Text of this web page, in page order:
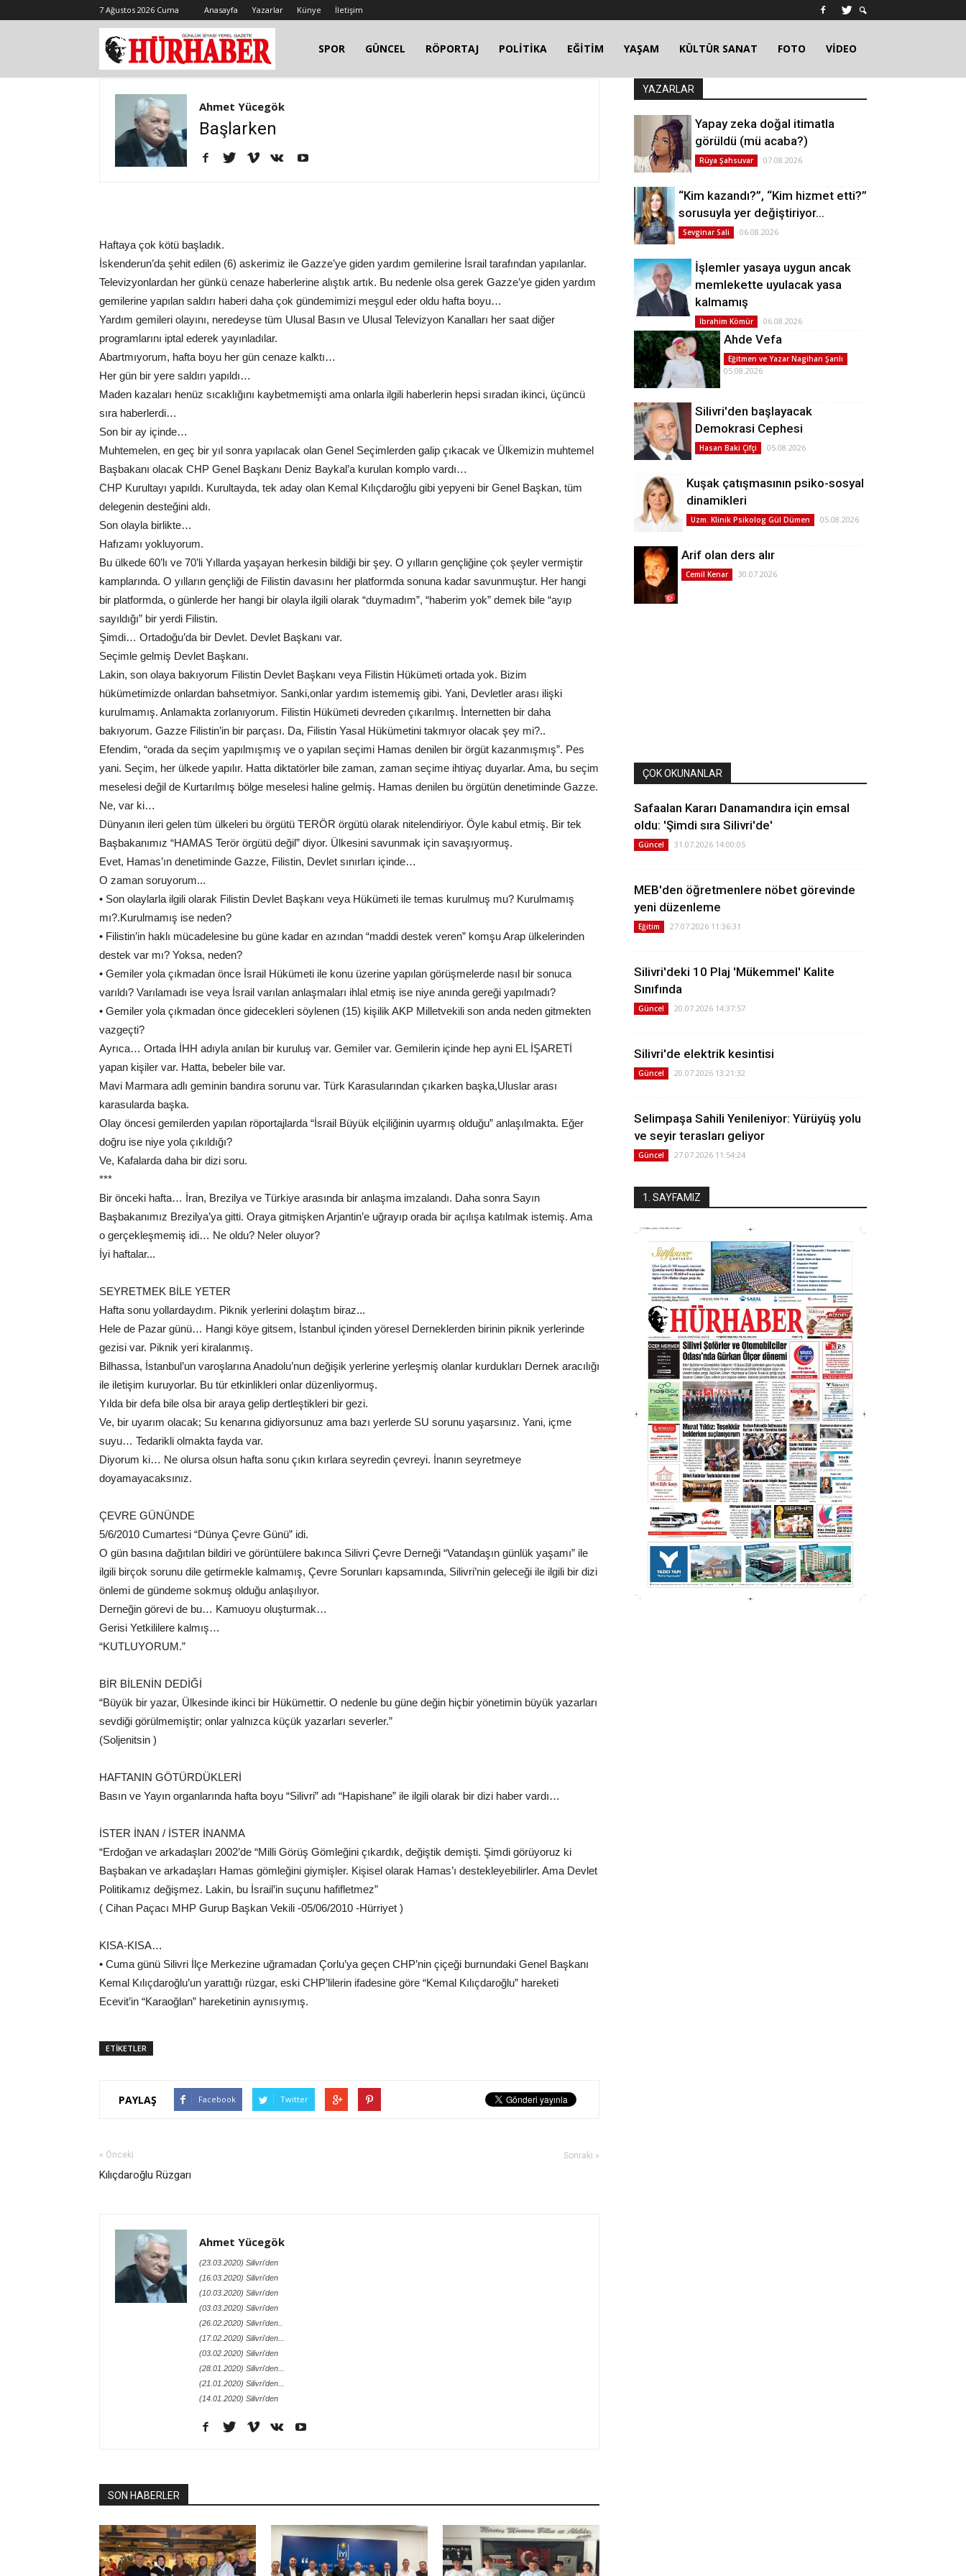
7 Ağustos 2026 Cuma Anasayfa Yazarlar Künye İletişim
SPOR GÜNCEL RÖPORTAJ POLİTİKA EĞİTİM YAŞAM KÜLTÜR SANAT FOTO VİDEO
Ahmet Yücegök
Başlarken
Haftaya çok kötü başladık.
İskenderun’da şehit edilen (6) askerimiz ile Gazze’ye giden yardım gemilerine İsrail tarafından yapılanlar.
Televizyonlardan her günkü cenaze haberlerine alıştık artık. Bu nedenle olsa gerek Gazze’ye giden yardım
gemilerine yapılan saldırı haberi daha çok gündemimizi meşgul eder oldu hafta boyu…
Yardım gemileri olayını, neredeyse tüm Ulusal Basın ve Ulusal Televizyon Kanalları her saat diğer
programlarını iptal ederek yayınladılar.
Abartmıyorum, hafta boyu her gün cenaze kalktı…
Her gün bir yere saldırı yapıldı…
Maden kazaları henüz sıcaklığını kaybetmemişti ama onlarla ilgili haberlerin hepsi sıradan ikinci, üçüncü
sıra haberlerdi…
Son bir ay içinde…
Muhtemelen, en geç bir yıl sonra yapılacak olan Genel Seçimlerden galip çıkacak ve Ülkemizin muhtemel
Başbakanı olacak CHP Genel Başkanı Deniz Baykal’a kurulan komplo vardı…
CHP Kurultayı yapıldı. Kurultayda, tek aday olan Kemal Kılıçdaroğlu gibi yepyeni bir Genel Başkan, tüm
delegenin desteğini aldı.
Son olayla birlikte…
Hafızamı yokluyorum.
Bu ülkede 60’lı ve 70’li Yıllarda yaşayan herkesin bildiği bir şey. O yılların gençliğine çok şeyler vermiştir
kamplarında. O yılların gençliği de Filistin davasını her platformda sonuna kadar savunmuştur. Her hangi
bir platformda, o günlerde her hangi bir olayla ilgili olarak “duymadım”, “haberim yok” demek bile “ayıp
sayıldığı” bir yerdi Filistin.
Şimdi… Ortadoğu’da bir Devlet. Devlet Başkanı var.
Seçimle gelmiş Devlet Başkanı.
Lakin, son olaya bakıyorum Filistin Devlet Başkanı veya Filistin Hükümeti ortada yok. Bizim
hükümetimizde onlardan bahsetmiyor. Sanki,onlar yardım istememiş gibi. Yani, Devletler arası ilişki
kurulmamış. Anlamakta zorlanıyorum. Filistin Hükümeti devreden çıkarılmış. İnternetten bir daha
bakıyorum. Gazze Filistin’in bir parçası. Da, Filistin Yasal Hükümetini takmıyor olacak şey mi?..
Efendim, “orada da seçim yapılmışmış ve o yapılan seçimi Hamas denilen bir örgüt kazanmışmış”. Pes
yani. Seçim, her ülkede yapılır. Hatta diktatörler bile zaman, zaman seçime ihtiyaç duyarlar. Ama, bu seçim
meselesi değil de Kurtarılmış bölge meselesi haline gelmiş. Hamas denilen bu örgütün denetiminde Gazze.
Ne, var ki…
Dünyanın ileri gelen tüm ülkeleri bu örgütü TERÖR örgütü olarak nitelendiriyor. Öyle kabul etmiş. Bir tek
Başbakanımız “HAMAS Terör örgütü değil” diyor. Ülkesini savunmak için savaşıyormuş.
Evet, Hamas’ın denetiminde Gazze, Filistin, Devlet sınırları içinde…
O zaman soruyorum...
• Son olaylarla ilgili olarak Filistin Devlet Başkanı veya Hükümeti ile temas kurulmuş mu? Kurulmamış
mı?.Kurulmamış ise neden?
• Filistin’in haklı mücadelesine bu güne kadar en azından “maddi destek veren” komşu Arap ülkelerinden
destek var mı? Yoksa, neden?
• Gemiler yola çıkmadan önce İsrail Hükümeti ile konu üzerine yapılan görüşmelerde nasıl bir sonuca
varıldı? Varılamadı ise veya İsrail varılan anlaşmaları ihlal etmiş ise niye anında gereği yapılmadı?
• Gemiler yola çıkmadan önce gidecekleri söylenen (15) kişilik AKP Milletvekili son anda neden gitmekten
vazgeçti?
Ayrıca… Ortada İHH adıyla anılan bir kuruluş var. Gemiler var. Gemilerin içinde hep ayni EL İŞARETİ
yapan kişiler var. Hatta, bebeler bile var.
Mavi Marmara adlı geminin bandıra sorunu var. Türk Karasularından çıkarken başka,Uluslar arası
karasularda başka.
Olay öncesi gemilerden yapılan röportajlarda “İsrail Büyük elçiliğinin uyarmış olduğu” anlaşılmakta. Eğer
doğru ise niye yola çıkıldığı?
Ve, Kafalarda daha bir dizi soru.
***
Bir önceki hafta… İran, Brezilya ve Türkiye arasında bir anlaşma imzalandı. Daha sonra Sayın
Başbakanımız Brezilya’ya gitti. Oraya gitmişken Arjantin’e uğrayıp orada bir açılışa katılmak istemiş. Ama
o gerçekleşmemiş idi… Ne oldu? Neler oluyor?
İyi haftalar...
SEYRETMEK BİLE YETER
Hafta sonu yollardaydım. Piknik yerlerini dolaştım biraz...
Hele de Pazar günü… Hangi köye gitsem, İstanbul içinden yöresel Derneklerden birinin piknik yerlerinde
gezisi var. Piknik yeri kiralanmış.
Bilhassa, İstanbul’un varoşlarına Anadolu’nun değişik yerlerine yerleşmiş olanlar kurdukları Dernek aracılığı
ile iletişim kuruyorlar. Bu tür etkinlikleri onlar düzenliyormuş.
Yılda bir defa bile olsa bir araya gelip dertleştikleri bir gezi.
Ve, bir uyarım olacak; Su kenarına gidiyorsunuz ama bazı yerlerde SU sorunu yaşarsınız. Yani, içme
suyu… Tedarikli olmakta fayda var.
Diyorum ki… Ne olursa olsun hafta sonu çıkın kırlara seyredin çevreyi. İnanın seyretmeye
doyamayacaksınız.
ÇEVRE GÜNÜNDE
5/6/2010 Cumartesi “Dünya Çevre Günü” idi.
O gün basına dağıtılan bildiri ve görüntülere bakınca Silivri Çevre Derneği “Vatandaşın günlük yaşamı” ile
ilgili birçok sorunu dile getirmekle kalmamış, Çevre Sorunları kapsamında, Silivri’nin geleceği ile ilgili bir dizi
önlemi de gündeme sokmuş olduğu anlaşılıyor.
Derneğin görevi de bu… Kamuoyu oluşturmak…
Gerisi Yetkililere kalmış…
“KUTLUYORUM.”
BİR BİLENİN DEDİĞİ
“Büyük bir yazar, Ülkesinde ikinci bir Hükümettir. O nedenle bu güne değin hiçbir yönetimin büyük yazarları
sevdiği görülmemiştir; onlar yalnızca küçük yazarları severler.”
(Soljenitsin )
HAFTANIN GÖTÜRDÜKLERİ
Basın ve Yayın organlarında hafta boyu “Silivri” adı “Hapishane” ile ilgili olarak bir dizi haber vardı…
İSTER İNAN / İSTER İNANMA
“Erdoğan ve arkadaşları 2002’de “Milli Görüş Gömleğini çıkardık, değiştik demişti. Şimdi görüyoruz ki
Başbakan ve arkadaşları Hamas gömleğini giymişler. Kişisel olarak Hamas’ı destekleyebilirler. Ama Devlet
Politikamız değişmez. Lakin, bu İsrail’in suçunu hafifletmez”
( Cihan Paçacı MHP Gurup Başkan Vekili -05/06/2010 -Hürriyet )
KISA-KISA…
• Cuma günü Silivri İlçe Merkezine uğramadan Çorlu’ya geçen CHP’nin çiçeği burnundaki Genel Başkanı
Kemal Kılıçdaroğlu’un yarattığı rüzgar, eski CHP’lilerin ifadesine göre “Kemal Kılıçdaroğlu” hareketi
Ecevit’in “Karaoğlan” hareketinin aynısıymış.
ETİKETLER
PAYLAŞ Facebook Twitter
« Önceki
Kılıçdaroğlu Rüzgarı
Sonraki »
Ahmet Yücegök
(23.03.2020) Silivri'den
(16.03.2020) Silivri'den
(10.03.2020) Silivri'den
(03.03.2020) Silivri'den
(26.02.2020) Silivri’den..
(17.02.2020) Silivri'den...
(03.02.2020) Silivri'den
(28.01.2020) Silivri'den...
(21.01.2020) Silivri’den...
(14.01.2020) Silivri'den
SON HABERLER
YAZARLAR
Yapay zeka doğal itimatla
görüldü (mü acaba?)
Rüya Şahsuvar 07.08.2026
“Kim kazandı?”, “Kim hizmet etti?”
sorusuyla yer değiştiriyor…
Sevginar Sali 06.08.2026
İşlemler yasaya uygun ancak
memlekette uyulacak yasa
kalmamış
İbrahim Kömür 06.08.2026
Ahde Vefa
Eğitmen ve Yazar Nagihan Şanlı
05.08.2026
Silivri'den başlayacak
Demokrasi Cephesi
Hasan Baki Çifçi 05.08.2026
Kuşak çatışmasının psiko-sosyal
dinamikleri
Uzm. Klinik Psikolog Gül Dümen 05.08.2026
Arif olan ders alır
Cemil Kenar 30.07.2026
ÇOK OKUNANLAR
Safaalan Kararı Danamandıra için emsal
oldu: 'Şimdi sıra Silivri'de'
Güncel 31.07.2026 14:00:05
MEB'den öğretmenlere nöbet görevinde
yeni düzenleme
Eğitim 27.07.2026 11:36:31
Silivri'deki 10 Plaj 'Mükemmel' Kalite
Sınıfında
Güncel 20.07.2026 14:37:57
Silivri'de elektrik kesintisi
Güncel 20.07.2026 13:21:32
Selimpaşa Sahili Yenileniyor: Yürüyüş yolu
ve seyir terasları geliyor
Güncel 27.07.2026 11:54:24
1. SAYFAMIZ